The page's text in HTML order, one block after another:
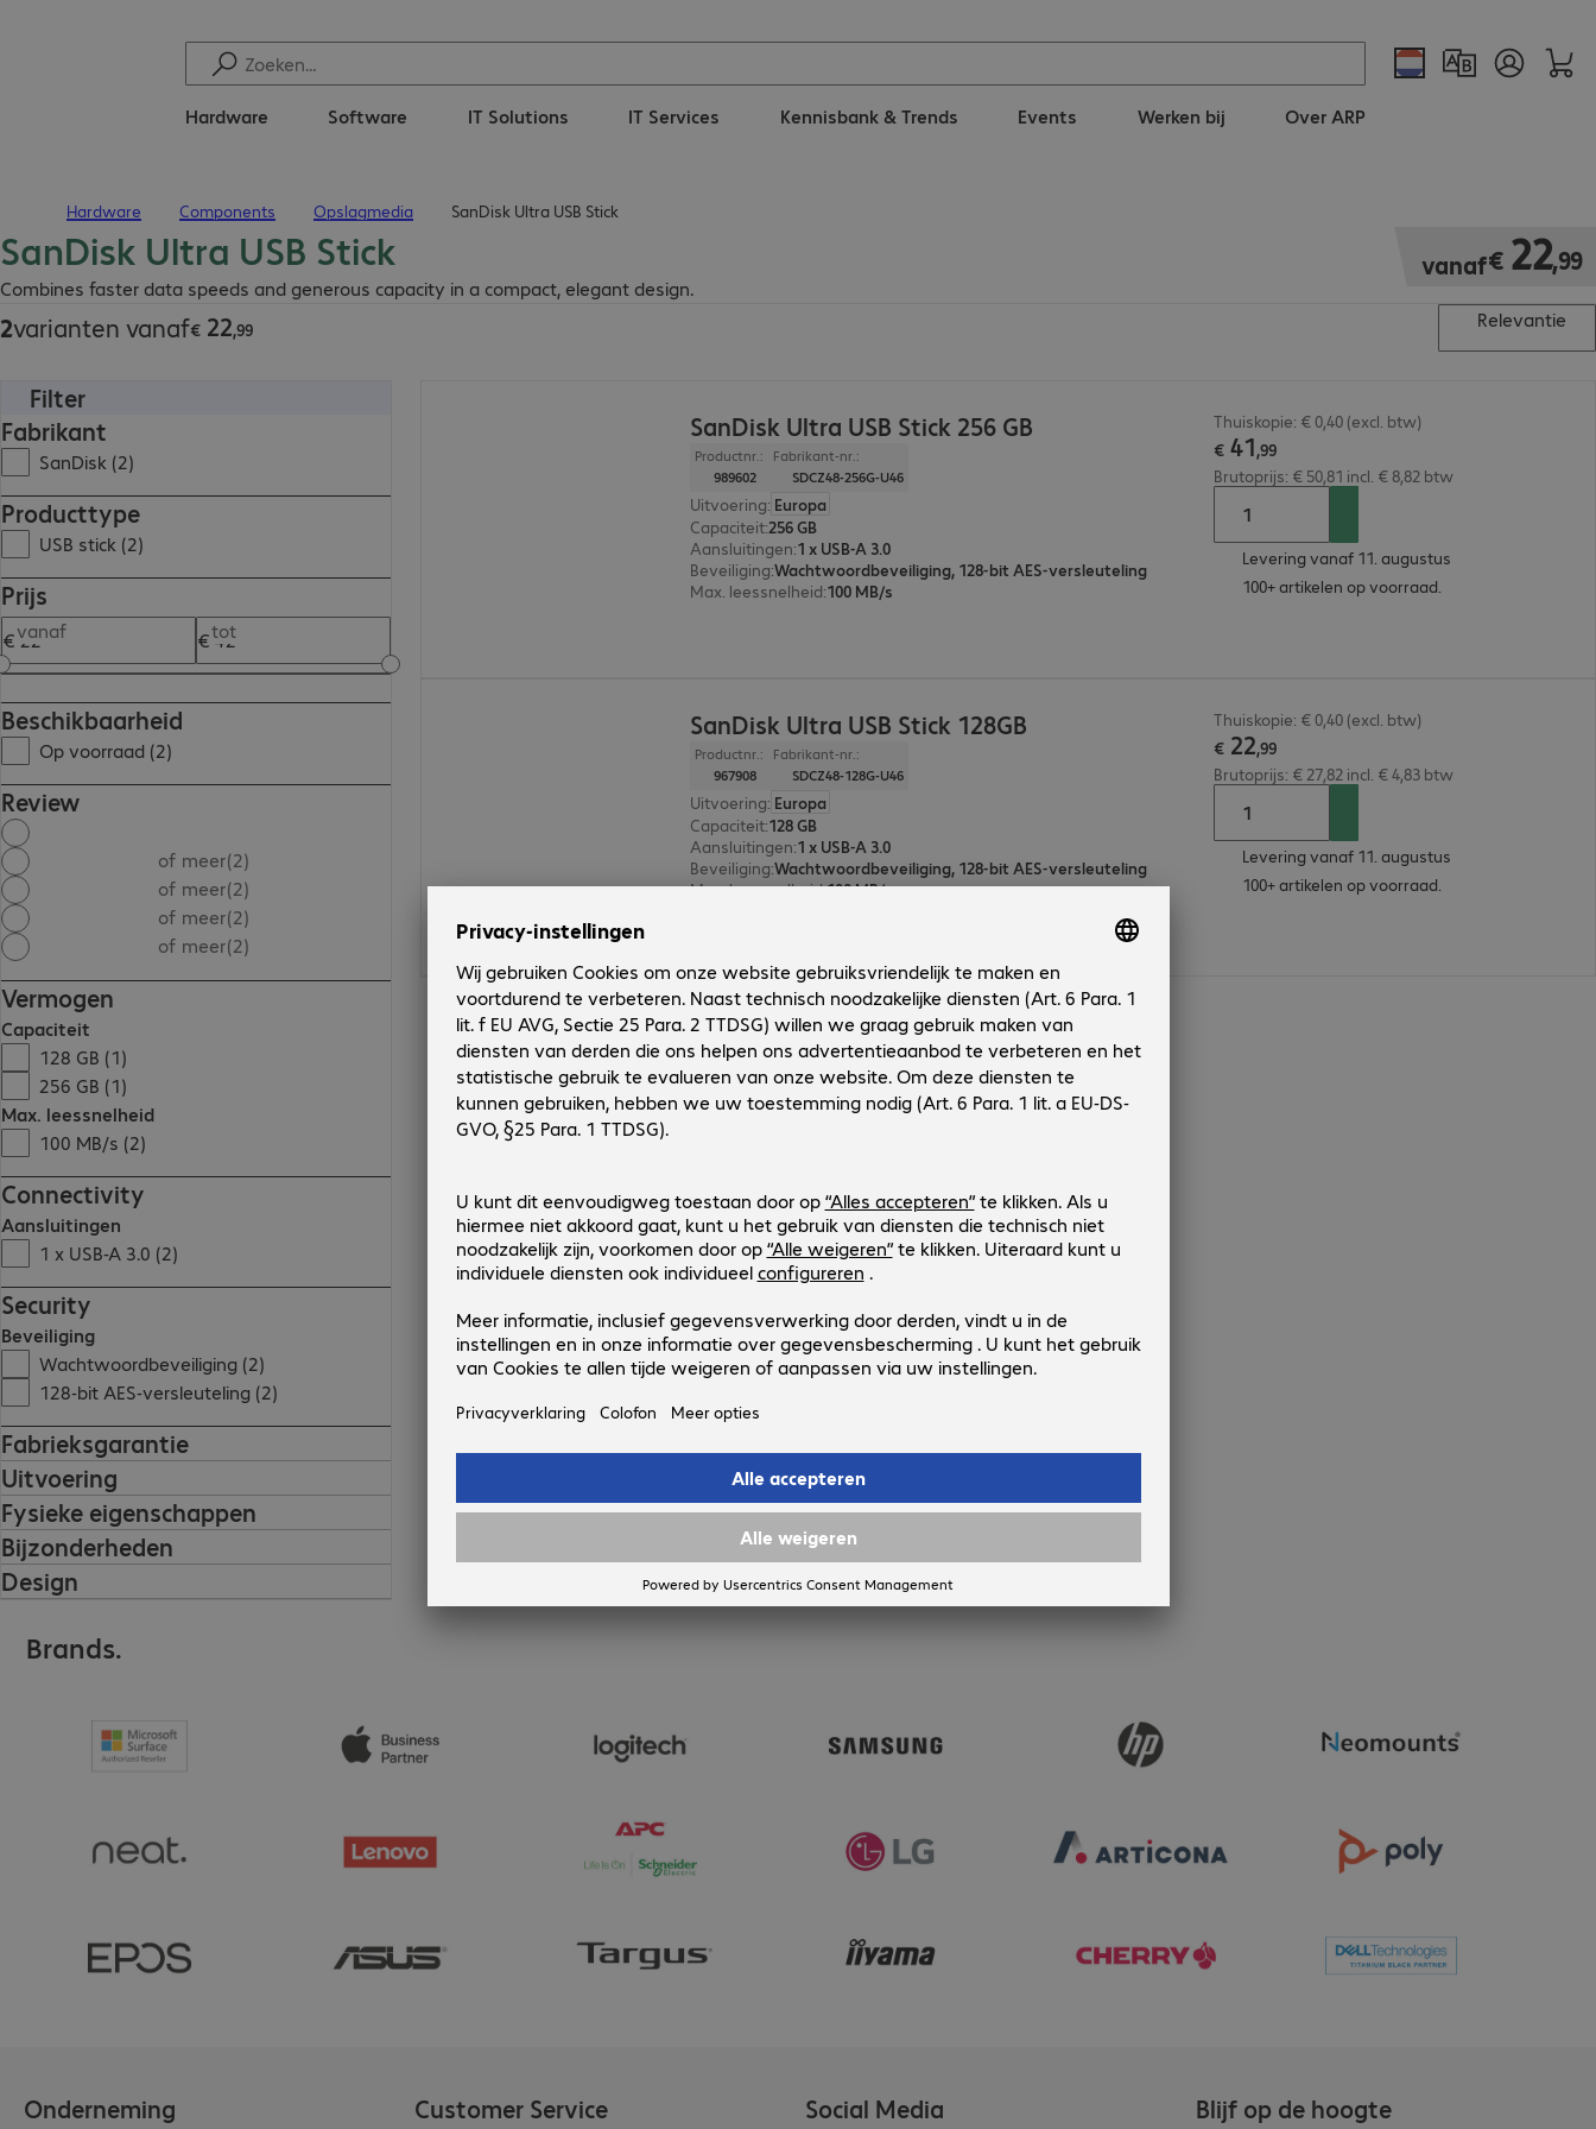
Hardware Software IT Solutions IT Services Kennisbank & Trends Events Werken bij Over ARP
Hardware Components Opslagmedia SanDisk Ultra USB Stick
SanDisk Ultra USB Stick
Combines faster data speeds and generous capacity in a compact, elegant design.
vanaf€ 22,99
€ 22,99
2varianten vanaf€ 22,99
€ 22,99
Relevantie
Filter
Fabrikant
SanDisk (2)
Producttype
USB stick (2)
Prijs
vanaf tot
Beschikbaarheid
Op voorraad (2)
Review
of meer(2)
of meer(2)
of meer(2)
of meer(2)
Vermogen
Capaciteit
128 GB (1)
256 GB (1)
Max. leessnelheid
100 MB/s (2)
Connectivity
Aansluitingen
1 x USB-A 3.0 (2)
Security
Beveiliging
Wachtwoordbeveiliging (2)
128-bit AES-versleuteling (2)
Fabrieksgarantie
Uitvoering
Fysieke eigenschappen
Bijzonderheden
Design
SanDisk Ultra USB Stick 256 GB
Productnr.:
989602
Fabrikant-nr.:
SDCZ48-256G-U46
Uitvoering: Europa
Capaciteit:256 GB
Aansluitingen:1 x USB-A 3.0
Beveiliging:Wachtwoordbeveiliging, 128-bit AES-versleuteling
Max. leessnelheid:100 MB/s
Thuiskopie: € 0,40 (excl. btw)
€ 41,99
Brutoprijs: € 50,81 incl. € 8,82 btw
Levering vanaf 11. augustus
100+ artikelen op voorraad.
SanDisk Ultra USB Stick 128GB
Productnr.:
967908
Fabrikant-nr.:
SDCZ48-128G-U46
Uitvoering: Europa
Capaciteit:128 GB
Aansluitingen:1 x USB-A 3.0
Beveiliging:Wachtwoordbeveiliging, 128-bit AES-versleuteling
Max. leessnelheid:100 MB/s
Thuiskopie: € 0,40 (excl. btw)
€ 22,99
Brutoprijs: € 27,82 incl. € 4,83 btw
Levering vanaf 11. augustus
100+ artikelen op voorraad.
Toon meer
Brands.
Onderneming Customer Service Social Media Blijf op de hoogte